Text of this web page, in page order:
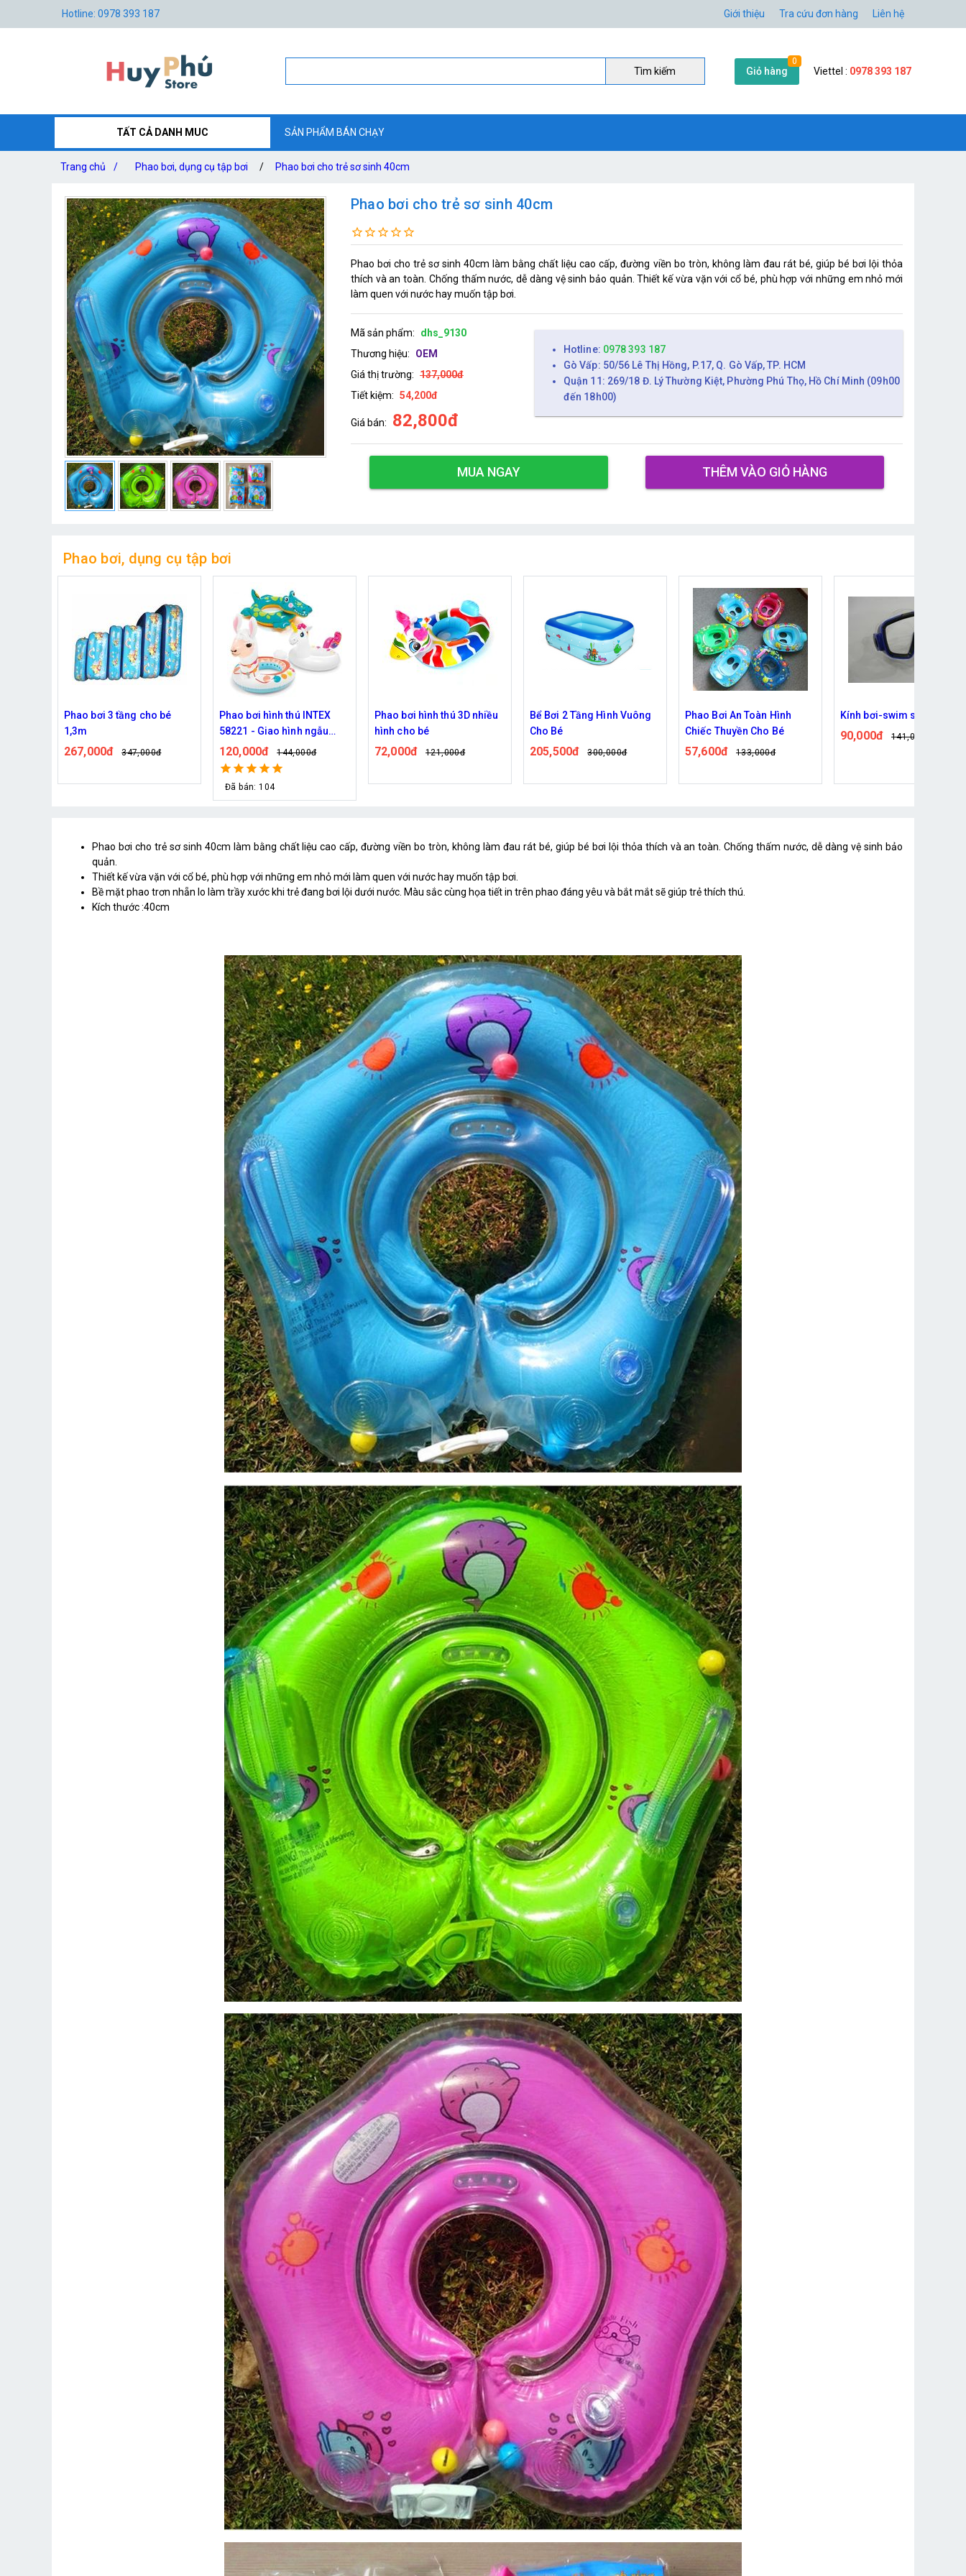
Hotline: 0978 393 187 Giới thiệu Tra cứu đơn hàng Liên hệ
Tìm kiếm Giỏ hàng
0
Viettel : 0978 393 187
TẤT CẢ DANH MUC SẢN PHẨM BÁN CHẠY
Trang chủ / Phao bơi, dụng cụ tập bơi / Phao bơi cho trẻ sơ sinh 40cm
Phao bơi cho trẻ sơ sinh 40cm
Phao bơi cho trẻ sơ sinh 40cm làm bằng chất liệu cao cấp, đường viền bo tròn, không làm đau rát bé, giúp bé bơi lội thỏa
thích và an toàn. Chống thấm nước, dễ dàng vệ sinh bảo quản. Thiết kế vừa vặn với cổ bé, phù hợp với những em nhỏ mới
làm quen với nước hay muốn tập bơi.
Mã sản phẩm:
dhs_9130
Thương hiệu:
OEM
Giá thị trường: 137,000đ
Tiết kiệm: 54,200đ
Giá bán: 82,800đ
Hotline: 0978 393 187
Gò Vấp: 50/56 Lê Thị Hồng, P.17, Q. Gò Vấp, TP. HCM
Quận 11: 269/18 Đ. Lý Thường Kiệt, Phường Phú Thọ, Hồ Chí Minh (09h00
đến 18h00)
MUA NGAY THÊM VÀO GIỎ HÀNG
Phao bơi, dụng cụ tập bơi
Phao bơi hình thú INTEX
58221 - Giao hình ngẫu
nhiên
120,000đ 144,000đ
Đã bán: 104
Phao bơi hình thú 3D nhiều
hình cho bé
72,000đ 121,000đ
Bể Bơi 2 Tầng Hình Vuông
Cho Bé
205,500đ 300,000đ
Phao Bơi An Toàn Hình
Chiếc Thuyền Cho Bé
57,600đ 133,000đ
Kính bơi-swim set 0819P
90,000đ 141,000đ
Áo phao bơi cho bé từ 3-5
tuổi chất liệu PVC dày dặn
Đã bán: 1,180
Phao bơi cho trẻ sơ sinh 40cm làm bằng chất liệu cao cấp, đường viền bo tròn, không làm đau rát bé, giúp bé bơi lội thỏa thích và an toàn. Chống thấm nước, dễ dàng vệ sinh bảo
quản.
Thiết kế vừa vặn với cổ bé, phù hợp với những em nhỏ mới làm quen với nước hay muốn tập bơi.
Bề mặt phao trơn nhẵn lo làm trầy xước khi trẻ đang bơi lội dưới nước. Màu sắc cùng họa tiết in trên phao đáng yêu và bắt mắt sẽ giúp trẻ thích thú.
Kích thước :40cm